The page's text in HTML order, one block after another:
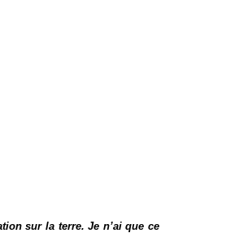
sur la terre. Je n’ai que ce